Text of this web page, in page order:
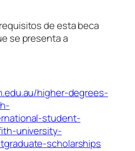
de esta beca
se presenta a
higher-degrees-
student-
university-
scholarships